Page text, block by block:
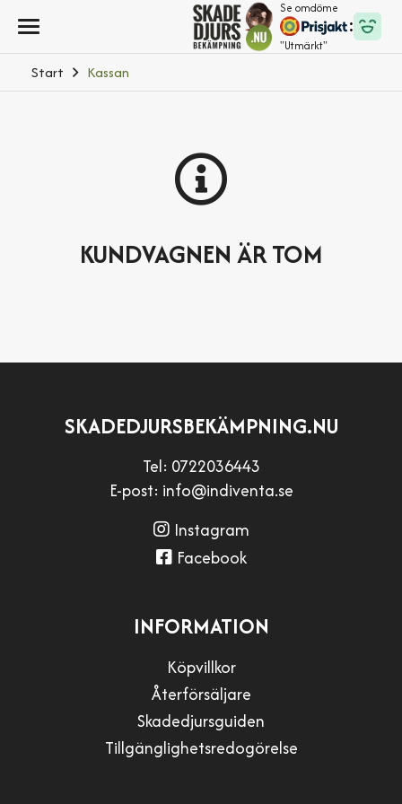
Start Kassan
KUNDVAGNEN ÄR TOM
SKADEDJURSBEKÄMPNING.NU
Tel: 0722036443
E-post: info@indiventa.se
Instagram
Facebook
INFORMATION
Köpvillkor
Återförsäljare
Skadedjursguiden
Tillgänglighetsredogörelse
Se omdöme
"Utmärkt"